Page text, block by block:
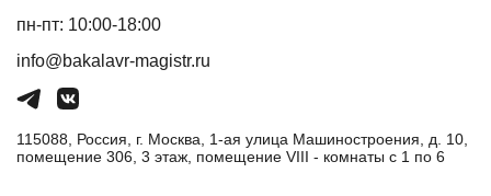
пн-пт: 10:00-18:00
info@bakalavr-magistr.ru
115088, Россия, г. Москва, 1-ая улица Машиностроения, д. 10,
помещение 306, 3 этаж, помещение VIII - комнаты с 1 по 6